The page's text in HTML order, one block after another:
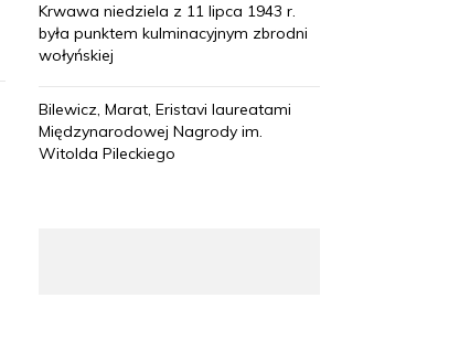
Krwawa niedziela z 11 lipca 1943 r.
była punktem kulminacyjnym zbrodni
wołyńskiej
Bilewicz, Marat, Eristavi laureatami
Międzynarodowej Nagrody im.
Witolda Pileckiego